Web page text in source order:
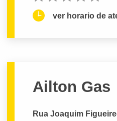
ver horario de
Ailton Gas
Rua Joaquim